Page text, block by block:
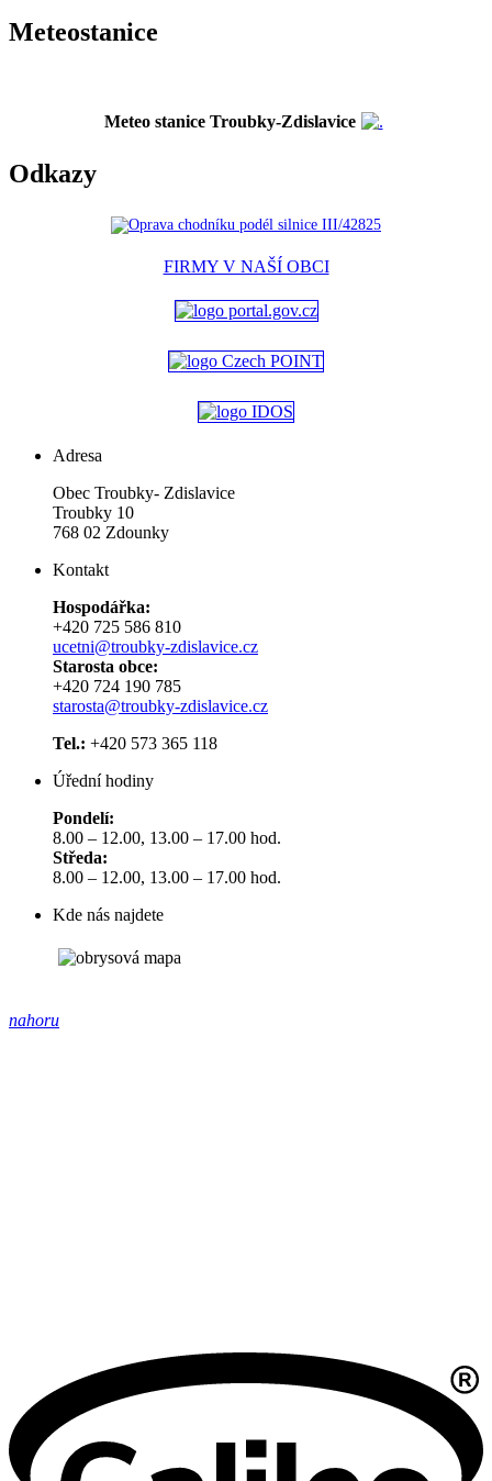
Meteostanice
Meteo stanice Troubky-Zdislavice
Odkazy
FIRMY V NAŠÍ OBCI
Adresa
Obec Troubky- Zdislavice
Troubky 10
768 02 Zdounky
Kontakt
Hospodářka:
+420 725 586 810
ucetni@troubky-zdislavice.cz
Starosta obce:
+420 724 190 785
starosta@troubky-zdislavice.cz
Tel.: +420 573 365 118
Úřední hodiny
Pondelí:
8.00 – 12.00, 13.00 – 17.00 hod.
Středa:
8.00 – 12.00, 13.00 – 17.00 hod.
Kde nás najdete
nahoru